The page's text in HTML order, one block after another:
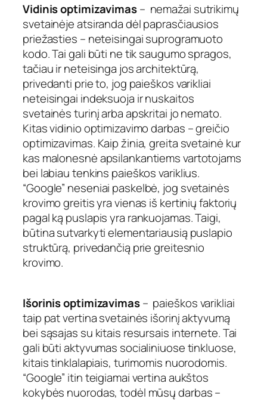
Vidinis optimizavimas– nemažai sutrikimų
svetainėje atsiranda dėl paprasčiausios
priežasties – neteisingai suprogramuoto
kodo. Tai gali būti ne tik saugumo spragos,
tačiau ir neteisinga jos architektūrą,
privedanti prie to, jog paieškos varikliai
neteisingai indeksuoja ir nuskaitos
svetainės turinį arba apskritai jo nemato.
Kitas vidinio optimizavimo darbas – greičio
optimizavimas. Kaip žinia, greita svetainė kur
kas malonesnė apsilankantiems vartotojams
bei labiau tenkins paieškos variklius.
“Google” neseniai paskelbė, jog svetainės
krovimo greitis yra vienas iš kertinių faktorių
pagal ką puslapis yra rankuojamas. Taigi,
būtina sutvarkyti elementariausią puslapio
struktūrą, privedančią prie greitesnio
krovimo.
Išorinis optimizavimas– paieškos varikliai
taip pat vertina svetainės išorinį aktyvumą
bei sąsajas su kitais resursais internete. Tai
gali būti aktyvumas socialiniuose tinkluose,
kitais tinklalapiais, turimomis nuorodomis.
“Google” itin teigiamai vertina aukštos
kokybės nuorodas, todėl mūsų darbas –